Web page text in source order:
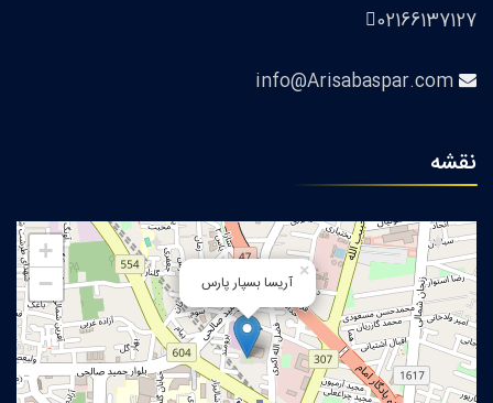
02166137127
نقشه
آریسا بسپار پارس‭
×
+
−